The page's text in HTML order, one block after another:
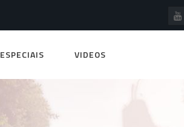
ESPECIAIS VIDEOS